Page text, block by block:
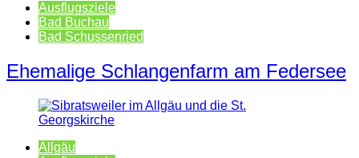
Ausflugsziele
Bad Buchau
Bad Schussenried
Ehemalige Schlangenfarm am Federsee
Allgäu